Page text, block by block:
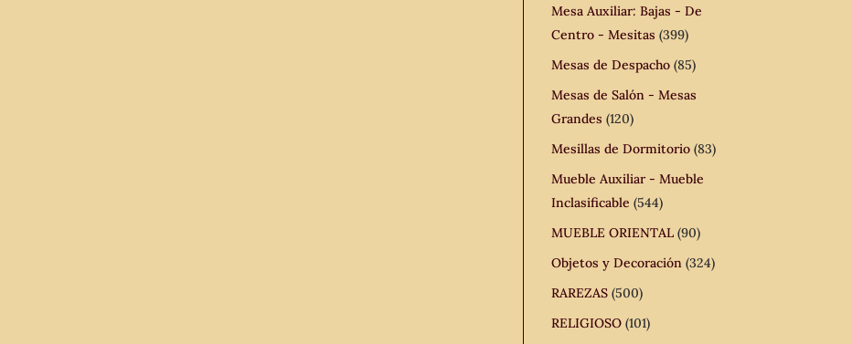
Mesa Auxiliar: Bajas - De
Centro - Mesitas (399)
Mesas de Despacho (85)
Mesas de Salón - Mesas
Grandes (120)
Mesillas de Dormitorio (83)
Mueble Auxiliar - Mueble
Inclasificable (544)
MUEBLE ORIENTAL (90)
Objetos y Decoración (324)
RAREZAS (500)
RELIGIOSO (101)